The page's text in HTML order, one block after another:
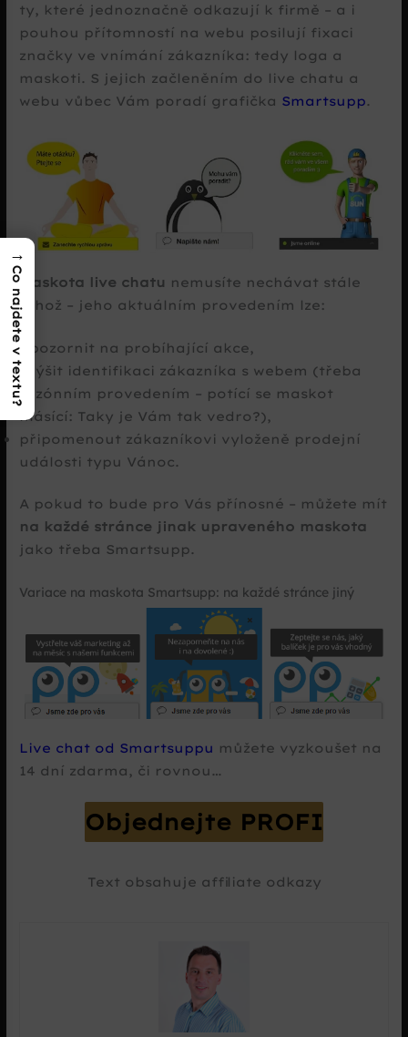
ty, které jednoznačně odkazují k firmě – a i
pouhou přítomností na webu posilují fixaci
značky ve vnímání zákazníka: tedy loga a
maskoti. S jejich začleněním do live chatu a
webu vůbec Vám poradí grafička Smartsupp.
Maskota live chatu nemusíte nechávat stále
téhož – jeho aktuálním provedením lze:
upozornit na probíhající akce,
zvýšit identifikaci zákazníka s webem (třeba
sezónním provedením – potící se maskot
hlásící: Taky je Vám tak vedro?),
připomenout zákazníkovi vyloženě prodejní
události typu Vánoc.
A pokud to bude pro Vás přínosné – můžete mít
na každé stránce jinak upraveného maskota
jako třeba Smartsupp.
Variace na maskota Smartsupp: na každé stránce jiný
Live chat od Smartsuppu můžete vyzkoušet na
14 dní zdarma, či rovnou…
Objednejte PROFI
Text obsahuje affiliate odkazy
→
Co najdete v textu?